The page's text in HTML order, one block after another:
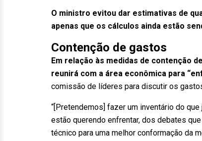
O ministro evitou dar estimativas de
apenas que os cálculos ainda estão
Contenção de gastos
Em relação às medidas de contenção
reunirá com a área econômica para
comissão de líderes para discutir os
“[Pretendemos] fazer um inventário do
estão querendo enfrentar, dos debates
técnico para uma melhor conformação da